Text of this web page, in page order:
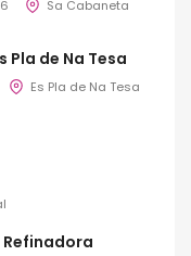
Sa Cabaneta
Pla de Na Tesa
Es Pla de Na Tesa
Refinadora